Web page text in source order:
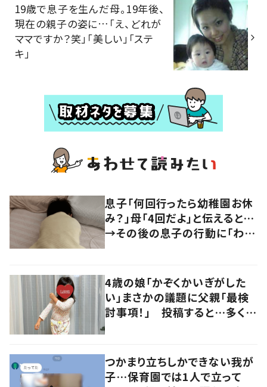
19歳で息子を生んだ母。19年後、
現在の親子の姿に…「え、どれが
ママですか？笑」「美しい」「ステ
キ」
息子「何回行ったら幼稚園お休
み？」母「4回だよ」と伝えると…
→その後の息子の行動に「わか
4歳の娘「かぞくかいぎがした
い」まさかの議題に父親「最検
討事項！」 投稿すると…多くの
つかまり立ちしかできない我が
子…保育園では1人で立って